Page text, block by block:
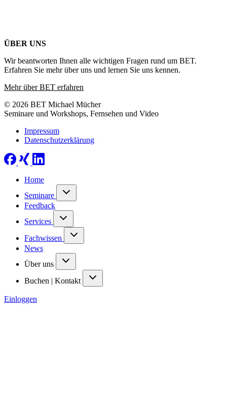
ÜBER UNS
Wir beantworten Ihnen alle wichtigen Fragen rund um BET.
Erfahren Sie mehr über uns und lernen Sie uns kennen.
Mehr über BET erfahren
© 2026 BET Michael Mücher
Seminare und Workshops, Fernsehen und Video
Impressum
Datenschutzerklärung
Home
Seminare
Feedback
Services
Fachwissen
News
Über uns
Buchen | Kontakt
Einloggen